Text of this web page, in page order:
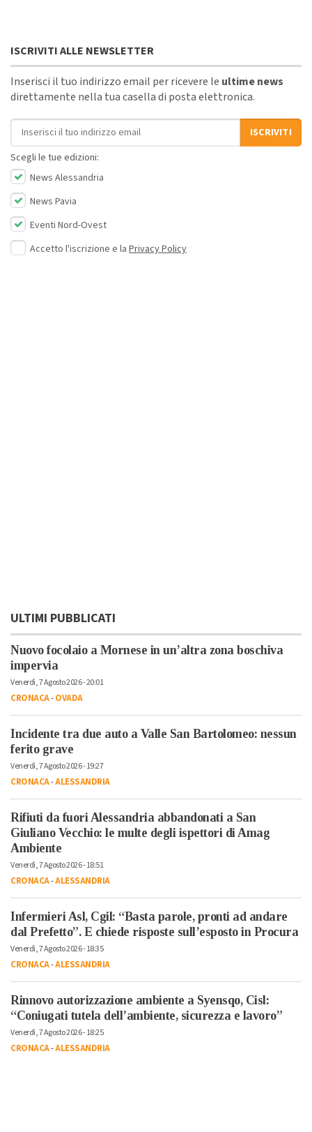
ISCRIVITI ALLE NEWSLETTER
Inserisci il tuo indirizzo email per ricevere le ultime news
direttamente nella tua casella di posta elettronica.
Indirizzo email
ISCRIVITI
Scegli le tue edizioni:
News Alessandria
News Pavia
Eventi Nord-Ovest
Accetto l'iscrizione e la Privacy Policy
ULTIMI PUBBLICATI
Nuovo focolaio a Mornese in un’altra zona boschiva
impervia
Venerdì, 7 Agosto 2026 - 20:01
CRONACA-OVADA
Incidente tra due auto a Valle San Bartolomeo: nessun
ferito grave
Venerdì, 7 Agosto 2026 - 19:27
CRONACA-ALESSANDRIA
Rifiuti da fuori Alessandria abbandonati a San
Giuliano Vecchio: le multe degli ispettori di Amag
Ambiente
Venerdì, 7 Agosto 2026 - 18:51
CRONACA-ALESSANDRIA
Infermieri Asl, Cgil: “Basta parole, pronti ad andare
dal Prefetto”. E chiede risposte sull’esposto in Procura
Venerdì, 7 Agosto 2026 - 18:35
CRONACA-ALESSANDRIA
Rinnovo autorizzazione ambiente a Syensqo, Cisl:
“Coniugati tutela dell’ambiente, sicurezza e lavoro”
Venerdì, 7 Agosto 2026 - 18:25
CRONACA-ALESSANDRIA